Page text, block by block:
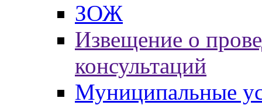
ЗОЖ
Извещение о
консультаций
Муниципальные